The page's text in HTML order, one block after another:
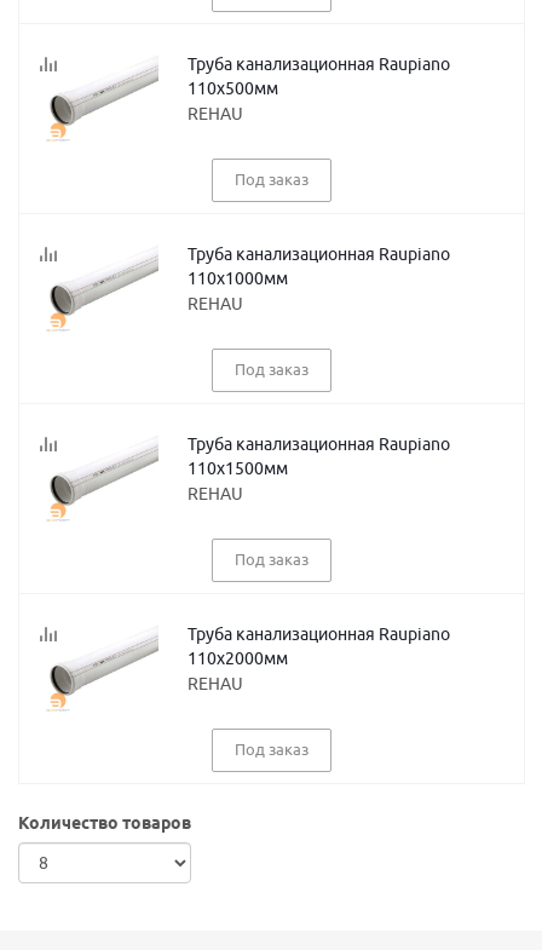
Труба канализационная Raupiano
110х500мм
REHAU
Под заказ
Труба канализационная Raupiano
110х1000мм
REHAU
Под заказ
Труба канализационная Raupiano
110х1500мм
REHAU
Под заказ
Труба канализационная Raupiano
110х2000мм
REHAU
Под заказ
Количество товаров